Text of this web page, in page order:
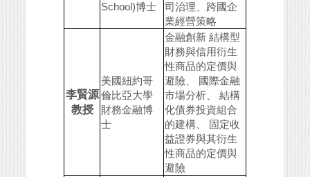
School)博士
司治理、跨國企
業經營策略
李賢源
教授
美國紐約哥
倫比亞大學
財務金融博
士
金融創新 結構型
財務與信用衍生
性商品的定價與
避險、 國際金融
市場分析、 結構
化債券投資組合
的建構、 固定收
益證券與其衍生
性商品的定價與
避險